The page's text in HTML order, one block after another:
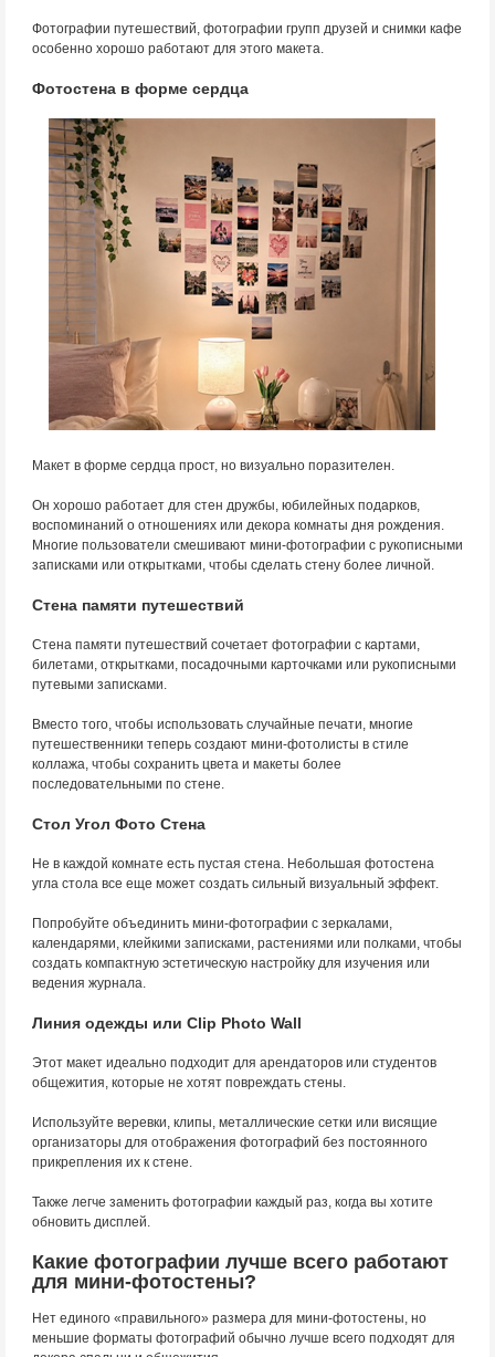
Фотографии путешествий, фотографии групп друзей и снимки кафе
особенно хорошо работают для этого макета.
Фотостена в форме сердца
Макет в форме сердца прост, но визуально поразителен.
Он хорошо работает для стен дружбы, юбилейных подарков,
воспоминаний о отношениях или декора комнаты дня рождения.
Многие пользователи смешивают мини-фотографии с рукописными
записками или открытками, чтобы сделать стену более личной.
Стена памяти путешествий
Стена памяти путешествий сочетает фотографии с картами,
билетами, открытками, посадочными карточками или рукописными
путевыми записками.
Вместо того, чтобы использовать случайные печати, многие
путешественники теперь создают мини-фотолисты в стиле
коллажа, чтобы сохранить цвета и макеты более
последовательными по стене.
Стол Угол Фото Стена
Не в каждой комнате есть пустая стена. Небольшая фотостена
угла стола все еще может создать сильный визуальный эффект.
Попробуйте объединить мини-фотографии с зеркалами,
календарями, клейкими записками, растениями или полками, чтобы
создать компактную эстетическую настройку для изучения или
ведения журнала.
Линия одежды или Clip Photo Wall
Этот макет идеально подходит для арендаторов или студентов
общежития, которые не хотят повреждать стены.
Используйте веревки, клипы, металлические сетки или висящие
организаторы для отображения фотографий без постоянного
прикрепления их к стене.
Также легче заменить фотографии каждый раз, когда вы хотите
обновить дисплей.
Какие фотографии лучше всего работают
для мини-фотостены?
Нет единого «правильного» размера для мини-фотостены, но
меньшие форматы фотографий обычно лучше всего подходят для